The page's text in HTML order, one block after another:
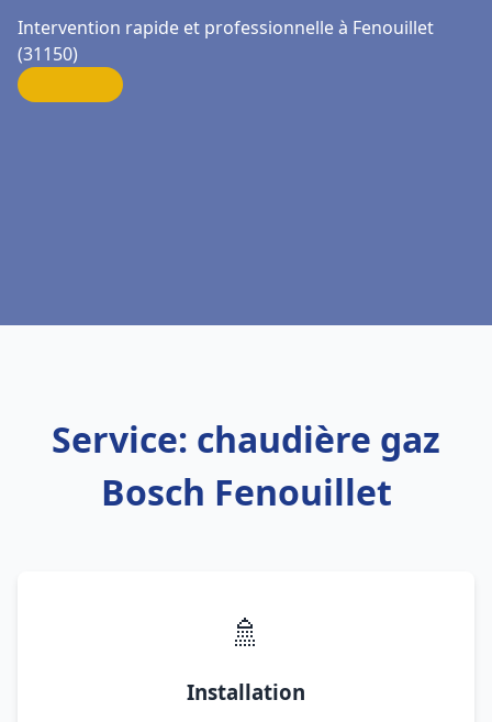
Intervention rapide et professionnelle à Fenouillet
(31150)
Service: chaudière gaz
Bosch Fenouillet
🚿
Installation